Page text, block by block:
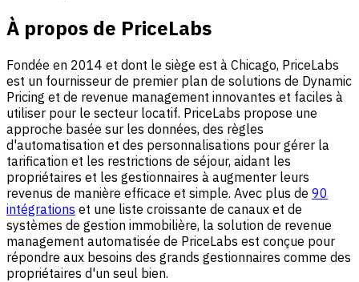
À propos de PriceLabs
Fondée en 2014 et dont le siège est à Chicago, PriceLabs
est un fournisseur de premier plan de solutions de Dynamic
Pricing et de revenue management innovantes et faciles à
utiliser pour le secteur locatif. PriceLabs propose une
approche basée sur les données, des règles
d'automatisation et des personnalisations pour gérer la
tarification et les restrictions de séjour, aidant les
propriétaires et les gestionnaires à augmenter leurs
revenus de manière efficace et simple. Avec plus de 90
intégrations et une liste croissante de canaux et de
systèmes de gestion immobilière, la solution de revenue
management automatisée de PriceLabs est conçue pour
répondre aux besoins des grands gestionnaires comme des
propriétaires d'un seul bien.